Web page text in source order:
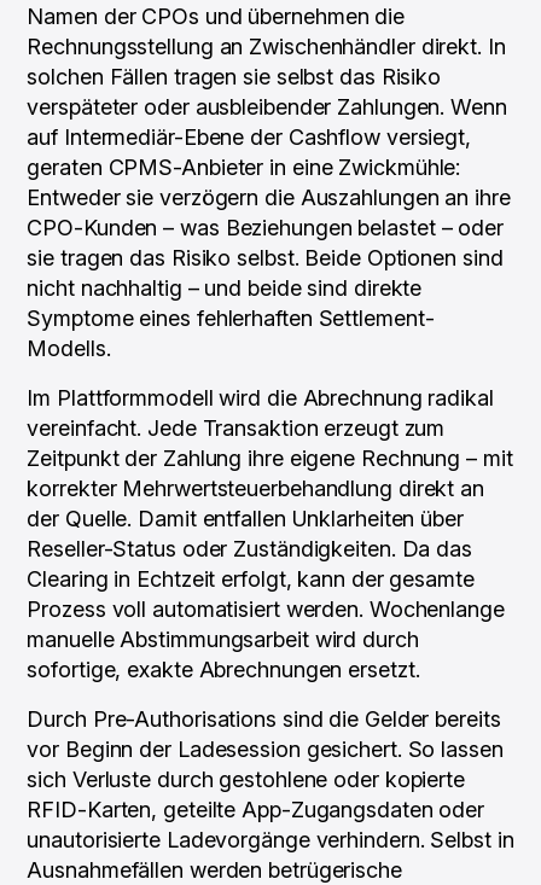
Namen der CPOs und übernehmen die
Rechnungsstellung an Zwischenhändler direkt. In
solchen Fällen tragen sie selbst das Risiko
verspäteter oder ausbleibender Zahlungen. Wenn
auf Intermediär-Ebene der Cashflow versiegt,
geraten CPMS-Anbieter in eine Zwickmühle:
Entweder sie verzögern die Auszahlungen an ihre
CPO-Kunden – was Beziehungen belastet – oder
sie tragen das Risiko selbst. Beide Optionen sind
nicht nachhaltig – und beide sind direkte
Symptome eines fehlerhaften Settlement-
Modells.
Im Plattformmodell wird die Abrechnung radikal
vereinfacht. Jede Transaktion erzeugt zum
Zeitpunkt der Zahlung ihre eigene Rechnung – mit
korrekter Mehrwertsteuerbehandlung direkt an
der Quelle. Damit entfallen Unklarheiten über
Reseller-Status oder Zuständigkeiten. Da das
Clearing in Echtzeit erfolgt, kann der gesamte
Prozess voll automatisiert werden. Wochenlange
manuelle Abstimmungsarbeit wird durch
sofortige, exakte Abrechnungen ersetzt.
Durch Pre-Authorisations sind die Gelder bereits
vor Beginn der Ladesession gesichert. So lassen
sich Verluste durch gestohlene oder kopierte
RFID-Karten, geteilte App-Zugangsdaten oder
unautorisierte Ladevorgänge verhindern. Selbst in
Ausnahmefällen werden betrügerische